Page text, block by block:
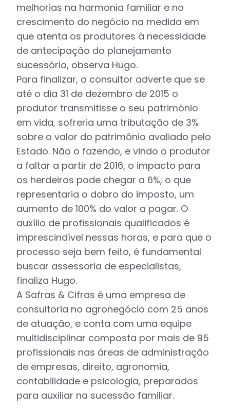
melhorias na harmonia familiar e no
crescimento do negócio na medida em
que atenta os produtores à necessidade
de antecipação do planejamento
sucessório, observa Hugo.
Para finalizar, o consultor adverte que se
até o dia 31 de dezembro de 2015 o
produtor transmitisse o seu patrimônio
em vida, sofreria uma tributação de 3%
sobre o valor do patrimônio avaliado pelo
Estado. Não o fazendo, e vindo o produtor
a faltar a partir de 2016, o impacto para
os herdeiros pode chegar a 6%, o que
representaria o dobro do imposto, um
aumento de 100% do valor a pagar. O
auxílio de profissionais qualificados é
imprescindível nessas horas, e para que o
processo seja bem feito, é fundamental
buscar assessoria de especialistas,
finaliza Hugo.
A Safras & Cifras é uma empresa de
consultoria no agronegócio com 25 anos
de atuação, e conta com uma equipe
multidisciplinar composta por mais de 95
profissionais nas áreas de administração
de empresas, direito, agronomia,
contabilidade e psicologia, preparados
para auxiliar na sucessão familiar.